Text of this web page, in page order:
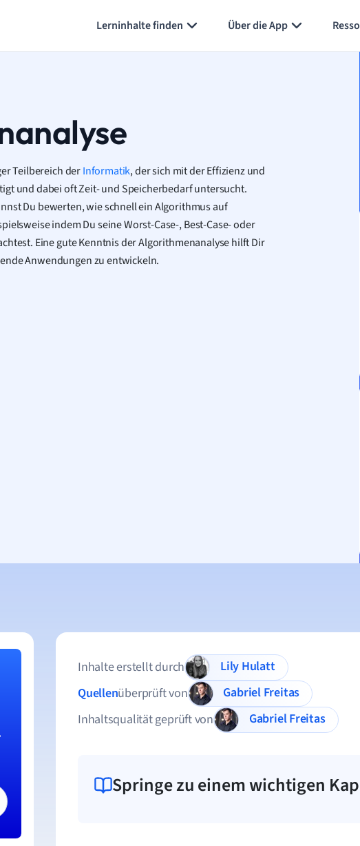
Lerninhalte finden Über die App
Teilbereich derInformatik, der sich mit der Effizienz und
und dabei oft Zeit- und Speicherbedarf untersucht.
Du bewerten, wie schnell ein Algorithmus auf
indem Du seine Worst-Case-, Best-Case- oder
Eine gute Kenntnis der Algorithmenanalyse hilft Dir
Anwendungen zu entwickeln.
Inhalte erstellt durch
Lily Hulatt
Quellenüberprüft von
Gabriel Freitas
Inhaltsqualität geprüft von
Gabriel Freitas
Springe zu einem wichtigen